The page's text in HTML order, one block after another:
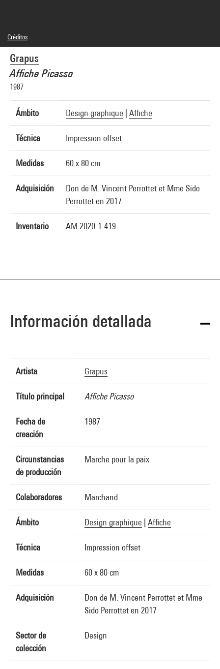
Grapus
Affiche Picasso
1987
Ámbito Design graphique Affiche
Técnica Impression offset
Medidas 60 x 80 cm
Adquisición
Don de M. Vincent Perrottet et Mme Sido
Perrottet en 2017
Inventario AM 2020-1-419
Créditos
© droits réservés
Créditos fotográficos : Centre Pompidou, MNAM-CCI/Hélène Mauri/Dist.
GrandPalaisRmn
Referencia de la imagen : 4N48533
Información detallada
Artista Grapus
Título principal Affiche Picasso
Fecha de
creación
1987
Circunstancias
de producción
Marche pour la paix
Colaboradores Marchand
Ámbito Design graphique Affiche
Técnica Impression offset
Medidas 60 x 80 cm
Adquisición
Don de M. Vincent Perrottet et Mme
Sido Perrottet en 2017
Sector de
colección
Design